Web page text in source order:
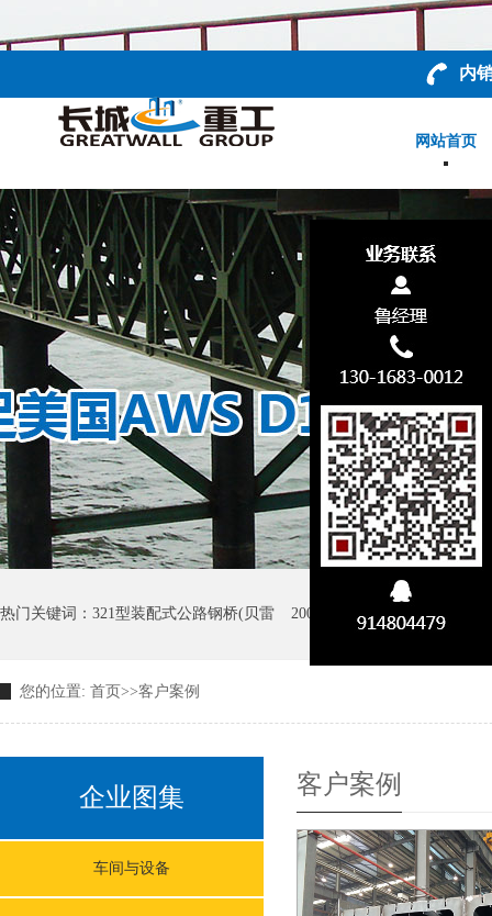
内
网站首页
热门关键词： 321型装配式公路钢桥(贝雷 200型装配式公路钢桥(贝雷
GW D型大跨径装配式公路钢
您的位置: 首页 >>客户案例
企业图集
车间与设备
客户案例